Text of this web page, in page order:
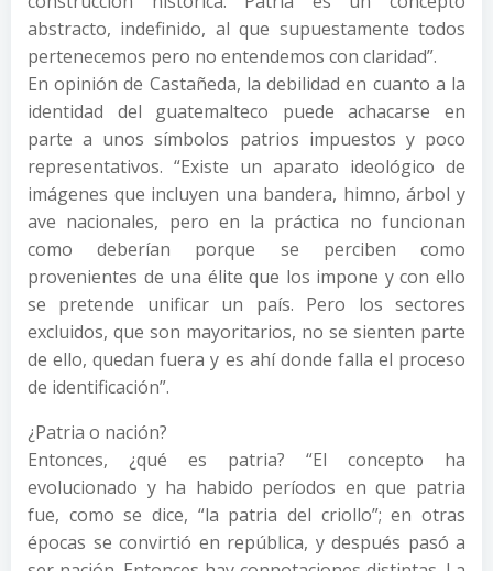
abstracto, indefinido, al que supuestamente todos
pertenecemos pero no entendemos con claridad”.
En opinión de Castañeda, la debilidad en cuanto a la
identidad del guatemalteco puede achacarse en
parte a unos símbolos patrios impuestos y poco
representativos. “Existe un aparato ideológico de
imágenes que incluyen una bandera, himno, árbol y
ave nacionales, pero en la práctica no funcionan
como deberían porque se perciben como
provenientes de una élite que los impone y con ello
se pretende unificar un país. Pero los sectores
excluidos, que son mayoritarios, no se sienten parte
de ello, quedan fuera y es ahí donde falla el proceso
de identificación”.
¿Patria o nación?
Entonces, ¿qué es patria? “El concepto ha
evolucionado y ha habido períodos en que patria
fue, como se dice, “la patria del criollo”; en otras
épocas se convirtió en república, y después pasó a